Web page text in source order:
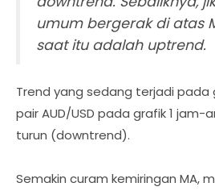
umum bergerak di atas
saat itu adalah uptrend.
Trend yang sedang terjadi
pair AUD/USD pada grafik 1 jam-
turun (downtrend).
Semakin curam kemiringan MA,